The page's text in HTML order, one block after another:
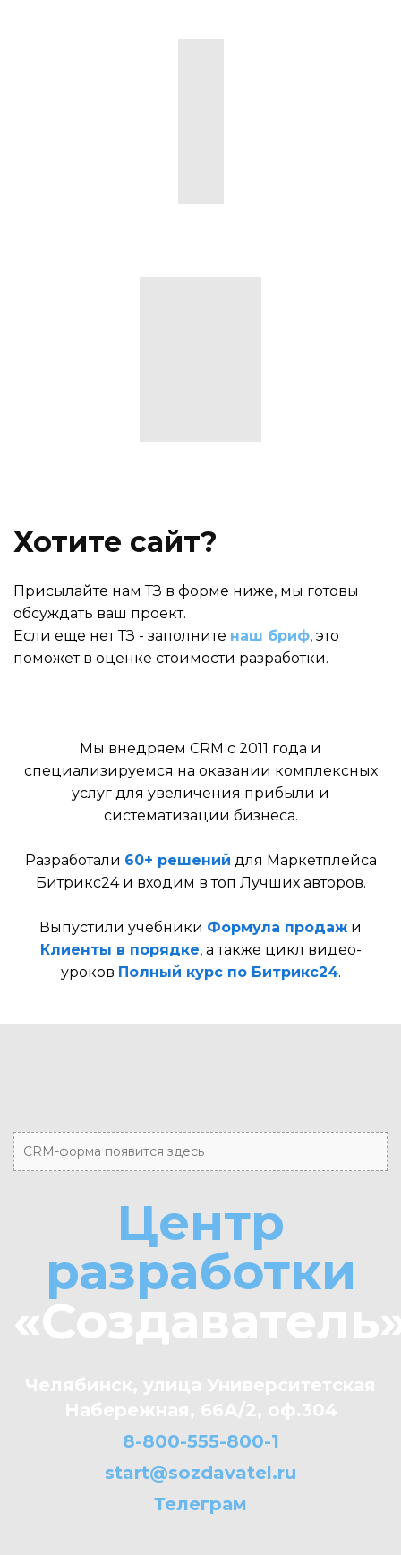
Хотите сайт?
Присылайте нам ТЗ в форме ниже, мы готовы
обсуждать ваш проект.
Если еще нет ТЗ - заполните наш бриф, это
поможет в оценке стоимости разработки.
Мы внедряем CRM с 2011 года и
специализируемся на оказании комплексных
услуг для увеличения прибыли и
систематизации бизнеса.
Разработали 60+ решений для Маркетплейса
Битрикс24 и входим в топ Лучших авторов.
Выпустили учебники Формула продаж и
Клиенты в порядке, а также цикл видео-
уроков Полный курс по Битрикс24.
CRM-форма появится здесь
Центр
разработки
Челябинск, улица Университетская
Набережная, 66А/2, оф.304
8-800-555-800-1
start@sozdavatel.ru
Телеграм